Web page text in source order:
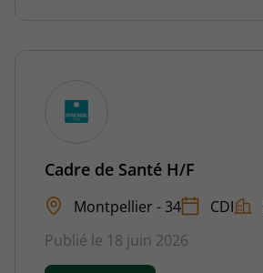
Cadre de Santé H/F
Montpellier - 34 CDI
Publié le 18 juin 2026